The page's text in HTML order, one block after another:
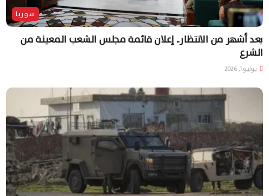
سوريا
بعد أشهر من الانتظار.. إعلان قائمة مجلس الشعب المعينة من
الشرع
يوليو 1, 2026